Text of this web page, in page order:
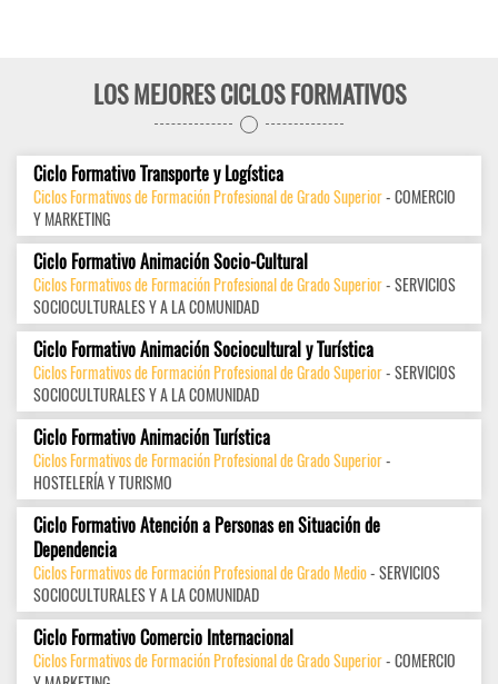
LOS MEJORES CICLOS FORMATIVOS
Ciclo Formativo Transporte y Logística
Ciclos Formativos de Formación Profesional de Grado Superior- COMERCIO
Y MARKETING
Ciclo Formativo Animación Socio-Cultural
Ciclos Formativos de Formación Profesional de Grado Superior- SERVICIOS
SOCIOCULTURALES Y A LA COMUNIDAD
Ciclo Formativo Animación Sociocultural y Turística
Ciclos Formativos de Formación Profesional de Grado Superior- SERVICIOS
SOCIOCULTURALES Y A LA COMUNIDAD
Ciclo Formativo Animación Turística
Ciclos Formativos de Formación Profesional de Grado Superior-
HOSTELERÍA Y TURISMO
Ciclo Formativo Atención a Personas en Situación de
Dependencia
Ciclos Formativos de Formación Profesional de Grado Medio- SERVICIOS
SOCIOCULTURALES Y A LA COMUNIDAD
Ciclo Formativo Comercio Internacional
Ciclos Formativos de Formación Profesional de Grado Superior- COMERCIO